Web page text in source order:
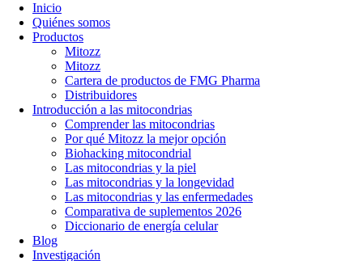
Inicio
Quiénes somos
Productos
Mitozz
Mitozz
Cartera de productos de FMG Pharma
Distribuidores
Introducción a las mitocondrias
Comprender las mitocondrias
Por qué Mitozz la mejor opción
Biohacking mitocondrial
Las mitocondrias y la piel
Las mitocondrias y la longevidad
Las mitocondrias y las enfermedades
Comparativa de suplementos 2026
Diccionario de energía celular
Blog
Investigación